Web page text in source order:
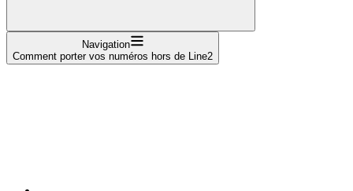
Navigation
Comment porter vos numéros hors de Line2